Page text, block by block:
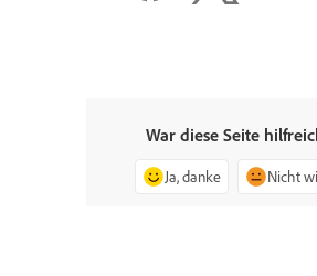
War diese Seite
Ja, danke Nicht